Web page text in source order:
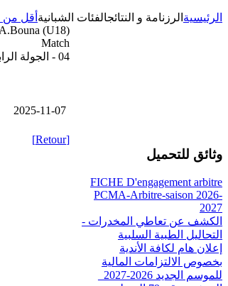
الرئيسية الرزنامة و النتائجالفئات الشبانية أقل من 18 المجموعة أ
(U18)
Match
04 - الجولة الرابعة
2025-11-07
[Retour]
وثائق للتحميل
FICHE D'engagement arbitre
PCMA-Arbitre-saison 2026-
2027
الكشف عن تعاطي المخدرات -
التحاليل الطبية السلبية
إعلان هام لكافة الأندية
بخصوص الالتزامات المالية
للموسم الجديد 2026-2027_